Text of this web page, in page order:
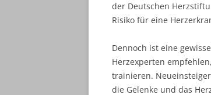
der Deutschen
Risiko für eine
Dennoch ist eine
Herzexperten
trainieren.
die Gelenke und das